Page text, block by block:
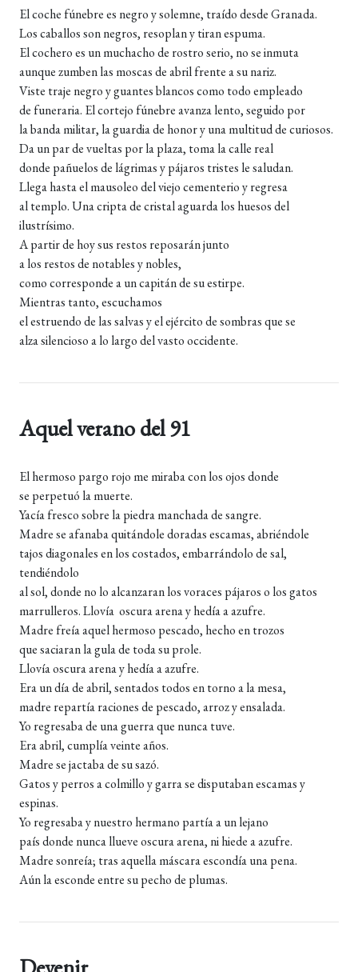
El coche fúnebre es negro y solemne, traído desde Granada.
Los caballos son negros, resoplan y tiran espuma.
El cochero es un muchacho de rostro serio, no se inmuta
aunque zumben las moscas de abril frente a su nariz.
Viste traje negro y guantes blancos como todo empleado
de funeraria. El cortejo fúnebre avanza lento, seguido por
la banda militar, la guardia de honor y una multitud de curiosos.
Da un par de vueltas por la plaza, toma la calle real
donde pañuelos de lágrimas y pájaros tristes le saludan.
Llega hasta el mausoleo del viejo cementerio y regresa
al templo. Una cripta de cristal aguarda los huesos del
ilustrísimo.
A partir de hoy sus restos reposarán junto
a los restos de notables y nobles,
como corresponde a un capitán de su estirpe.
Mientras tanto, escuchamos
el estruendo de las salvas y el ejército de sombras que se
alza silencioso a lo largo del vasto occidente.
Aquel verano del 91
El hermoso pargo rojo me miraba con los ojos donde
se perpetuó la muerte.
Yacía fresco sobre la piedra manchada de sangre.
Madre se afanaba quitándole doradas escamas, abriéndole
tajos diagonales en los costados, embarrándolo de sal,
tendiéndolo
al sol, donde no lo alcanzaran los voraces pájaros o los gatos
marrulleros. Llovía oscura arena y hedía a azufre.
Madre freía aquel hermoso pescado, hecho en trozos
que saciaran la gula de toda su prole.
Llovía oscura arena y hedía a azufre.
Era un día de abril, sentados todos en torno a la mesa,
madre repartía raciones de pescado, arroz y ensalada.
Yo regresaba de una guerra que nunca tuve.
Era abril, cumplía veinte años.
Madre se jactaba de su sazó.
Gatos y perros a colmillo y garra se disputaban escamas y
espinas.
Yo regresaba y nuestro hermano partía a un lejano
país donde nunca llueve oscura arena, ni hiede a azufre.
Madre sonreía; tras aquella máscara escondía una pena.
Aún la esconde entre su pecho de plumas.